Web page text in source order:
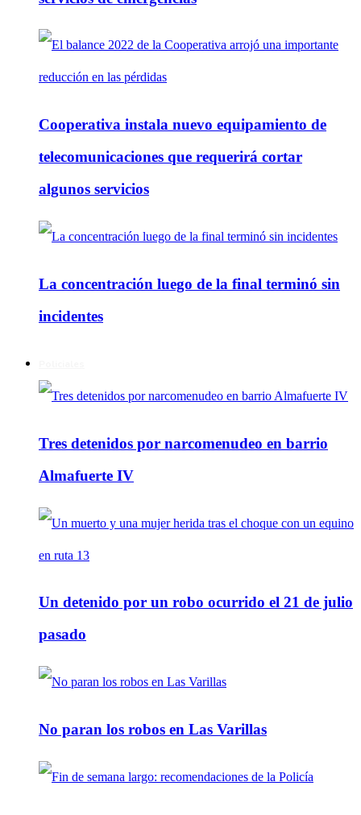
Cooperativa instala nuevo equipamiento de
telecomunicaciones que requerirá cortar
algunos servicios
La concentración luego de la final terminó sin
incidentes
Tres detenidos por narcomenudeo en barrio
Almafuerte IV
Un detenido por un robo ocurrido el 21 de julio
pasado
No paran los robos en Las Varillas